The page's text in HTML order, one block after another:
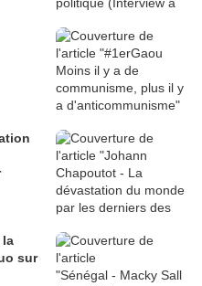
la
sur